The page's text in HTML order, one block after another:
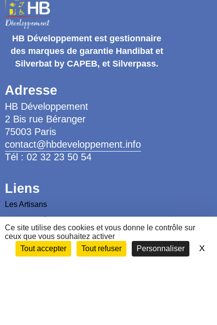
Ce site utilise des cookies et vous donne le contrôle sur
ceux que vous souhaitez activer
Tout accepter
Tout refuser Personnaliser X
HB Développement est gestionnaire
des marques de garantie Handibat et
Silverbat by CAPEB, et Silverpass.
Adresse
HB Développement
2 Bis rue Béranger
75003 Paris
contact@hbdeveloppement.info
Tél : 02 32 23 50 54
Liens
Les Artisans
Nous contacter